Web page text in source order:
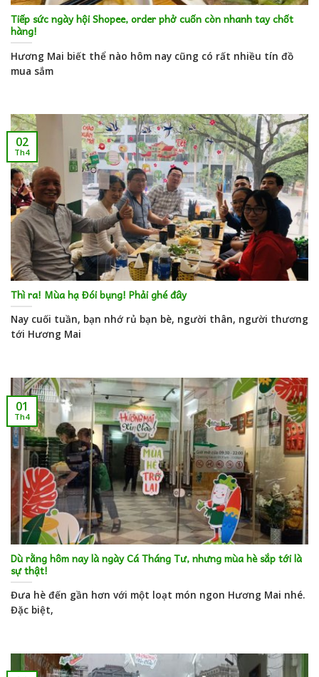
Tiếp sức ngày hội Shopee, order phở cuốn còn nhanh tay chốt
hàng!
Hương Mai biết thể nào hôm nay cũng có rất nhiều tín đồ
mua sắm
Thì ra! Mùa hạ Đói bụng! Phải ghé đây
Nay cuối tuần, bạn nhớ rủ bạn bè, người thân, người thương
tới Hương Mai
02
Th4
Dù rằng hôm nay là ngày Cá Tháng Tư, nhưng mùa hè sắp tới là
sự thật!
Đưa hè đến gần hơn với một loạt món ngon Hương Mai nhé.
Đặc biệt,
01
Th4